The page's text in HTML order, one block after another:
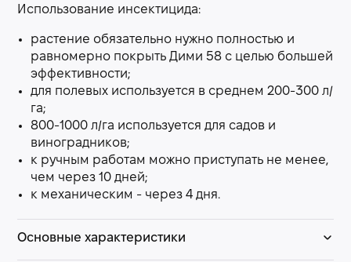
Использование инсектицида:
растение обязательно нужно полностью и
равномерно покрыть Дими 58 с целью большей
эффективности;
для полевых используется в среднем 200-300 л/
га;
800-1000 л/га используется для садов и
виноградников;
к ручным работам можно приступать не менее,
чем через 10 дней;
к механическим - через 4 дня.
Основные характеристики